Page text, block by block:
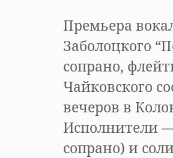
Премьера
Заболоцкого
сопрано,
Чайковского
вечеров в
Исполнители
сопрано) и